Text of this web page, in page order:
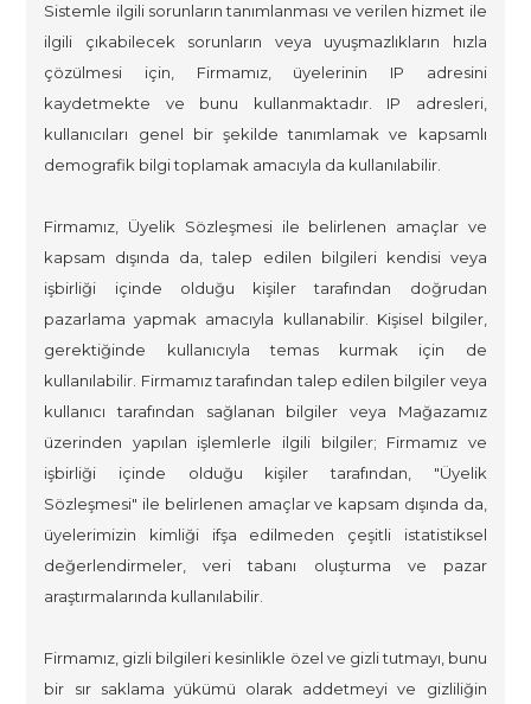
Sistemle ilgili sorunların tanımlanması ve verilen hizmet ile
ilgili çıkabilecek sorunların veya uyuşmazlıkların hızla
çözülmesi için, Firmamız, üyelerinin IP adresini
kaydetmekte ve bunu kullanmaktadır. IP adresleri,
kullanıcıları genel bir şekilde tanımlamak ve kapsamlı
demografik bilgi toplamak amacıyla da kullanılabilir.
Firmamız, Üyelik Sözleşmesi ile belirlenen amaçlar ve
kapsam dışında da, talep edilen bilgileri kendisi veya
işbirliği içinde olduğu kişiler tarafından doğrudan
pazarlama yapmak amacıyla kullanabilir. Kişisel bilgiler,
gerektiğinde kullanıcıyla temas kurmak için de
kullanılabilir. Firmamız tarafından talep edilen bilgiler veya
kullanıcı tarafından sağlanan bilgiler veya Mağazamız
üzerinden yapılan işlemlerle ilgili bilgiler; Firmamız ve
işbirliği içinde olduğu kişiler tarafından, "Üyelik
Sözleşmesi" ile belirlenen amaçlar ve kapsam dışında da,
üyelerimizin kimliği ifşa edilmeden çeşitli istatistiksel
değerlendirmeler, veri tabanı oluşturma ve pazar
araştırmalarında kullanılabilir.
Firmamız, gizli bilgileri kesinlikle özel ve gizli tutmayı, bunu
bir sır saklama yükümü olarak addetmeyi ve gizliliğin